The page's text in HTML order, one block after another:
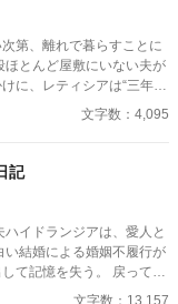
第、離れで暮らすことに
に、レティシアは“三年
ない。 「だって、
文字数：4,095
記
イドランジアは、愛人と
い結婚による婚姻不履行が
て記憶を失う。 戻ってき
、いない月日の間書き綴
文字数：13,157